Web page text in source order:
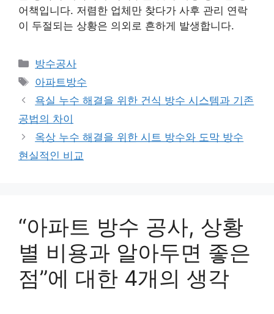
어책입니다. 저렴한 업체만 찾다가 사후 관리 연락
이 두절되는 상황은 의외로 흔하게 발생합니다.
카
테
고
리
방수공사
태
그
아파트방수
욕실 누수 해결을 위한 건식 방수 시스템과 기존
공법의 차이
옥상 누수 해결을 위한 시트 방수와 도막 방수
현실적인 비교
“아파트 방수 공사, 상황
별 비용과 알아두면 좋은
점”에 대한 4개의 생각